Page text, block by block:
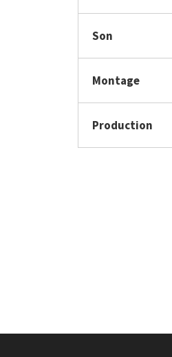
Son
Montage
Production